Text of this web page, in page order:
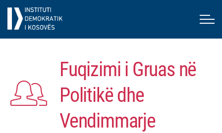
Fuqizimi i Gruas në
Politikë dhe
Vendimmarje